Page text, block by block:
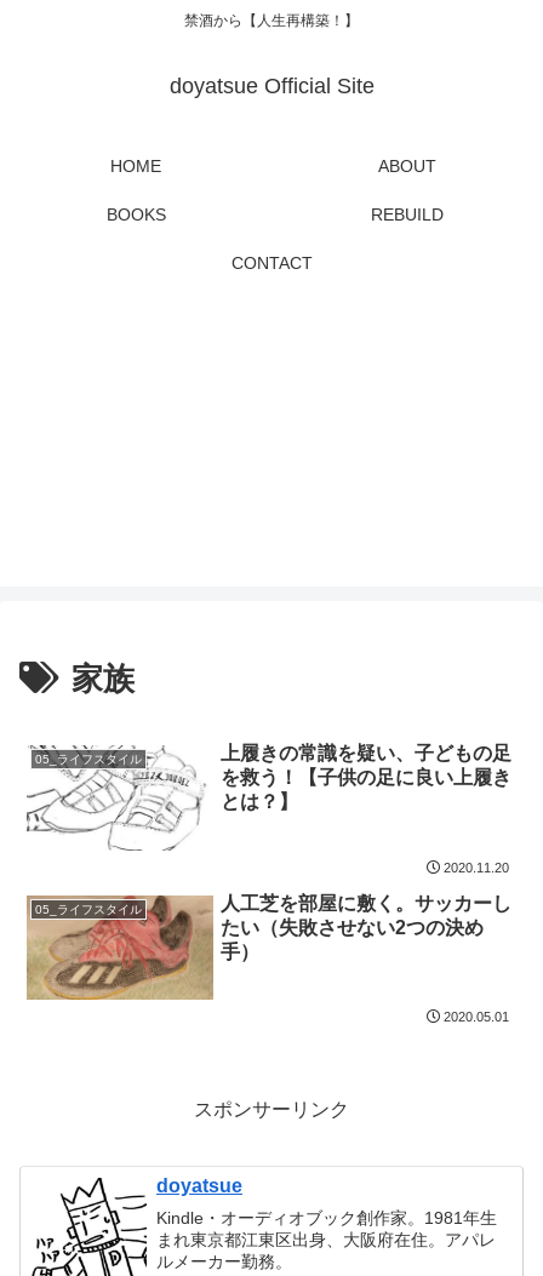
禁酒から【人生再構築！】
doyatsue Official Site
HOME ABOUT
BOOKS REBUILD
CONTACT
家族
05_ライフスタイル
上履きの常識を疑い、子どもの足
を救う！【子供の足に良い上履き
とは？】
2020.11.20
05_ライフスタイル
人工芝を部屋に敷く。サッカーし
たい（失敗させない2つの決め
手）
2020.05.01
スポンサーリンク
doyatsue
Kindle・オーディオブック創作家。1981年生
まれ東京都江東区出身、大阪府在住。アパレ
ルメーカー勤務。